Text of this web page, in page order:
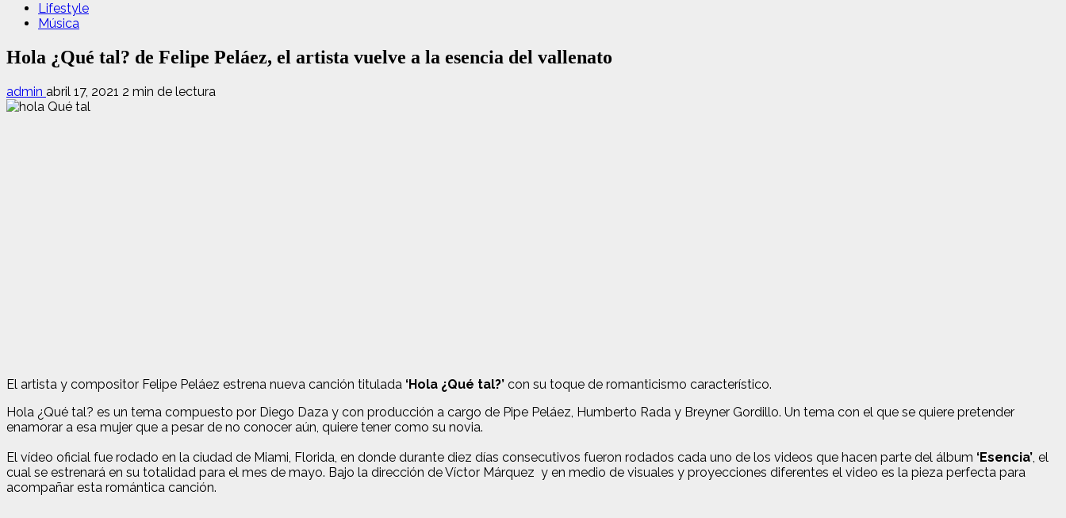
Lifestyle
Música
Hola ¿Qué tal? de Felipe Peláez, el artista vuelve a la esencia del vallenato
admin abril 17, 2021 2 min de lectura
El artista y compositor Felipe Peláez estrena nueva canción titulada ‘Hola ¿Qué tal?’ con su toque de romanticismo característico.
Hola ¿Qué tal? es un tema compuesto por Diego Daza y con producción a cargo de Pipe Peláez, Humberto Rada y Breyner Gordillo. Un tema con el que se quiere pretender
enamorar a esa mujer que a pesar de no conocer aún, quiere tener como su novia.
El vídeo oficial fue rodado en la ciudad de Miami, Florida, en donde durante diez días consecutivos fueron rodados cada uno de los videos que hacen parte del álbum ‘Esencia’, el
cual se estrenará en su totalidad para el mes de mayo. Bajo la dirección de Víctor Márquez y en medio de visuales y proyecciones diferentes el video es la pieza perfecta para
acompañar esta romántica canción.